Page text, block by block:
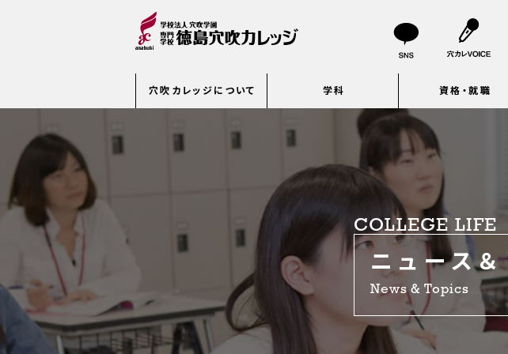
穴吹カレッジについて 学科 資格・就職
COLLEGE LIFE
ニュース
News & Topics